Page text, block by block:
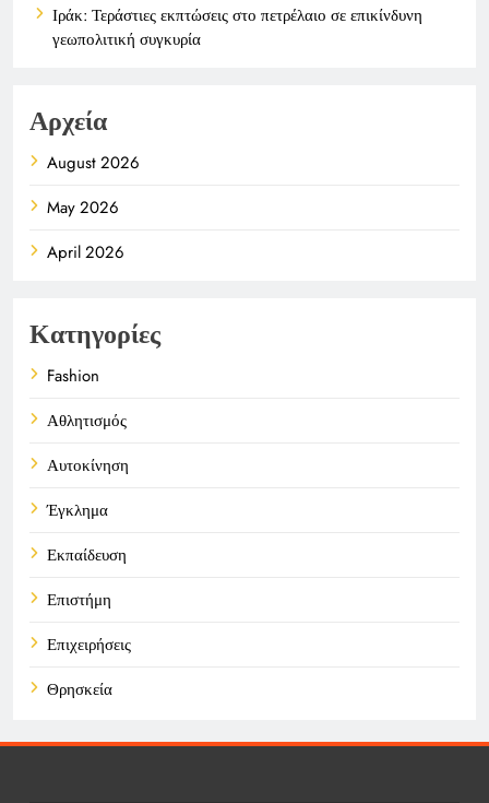
Ιράκ: Τεράστιες εκπτώσεις στο πετρέλαιο σε επικίνδυνη
γεωπολιτική συγκυρία
Αρχεία
August 2026
May 2026
April 2026
Κατηγορίες
Fashion
Αθλητισμός
Αυτοκίνηση
Έγκλημα
Εκπαίδευση
Επιστήμη
Επιχειρήσεις
Θρησκεία